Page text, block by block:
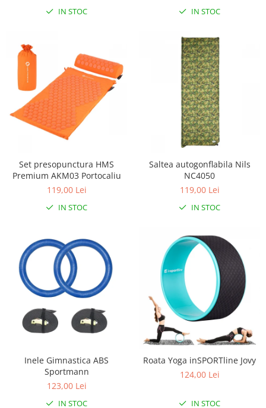
ani)
Biciclete copii cu roti 16 inch (4-9
ani)
Biciclete copii cu roti 20 inch
Biciclete cu roti 24 inch
Biciclete cu roti 26 inch
Biciclete cu roti 27 inch
Trotinete copii si adulti
Biciclete fara pedale
Masinute fara pedale
Role copii si adulti
Masinute si motociclete electrice
Marsupii
Premergatoare
Skateboard
Scaune de biciclete copii
Baie
Lenjerie mamici
IN STOC IN STOC
Set presopunctura HMS
Premium AKM03 Portocaliu
119,00 Lei
IN STOC
Saltea autogonflabila Nils
NC4050
119,00 Lei
IN STOC
Inele Gimnastica ABS
Sportmann
123,00 Lei
IN STOC
Roata Yoga inSPORTline Jovy
124,00 Lei
IN STOC